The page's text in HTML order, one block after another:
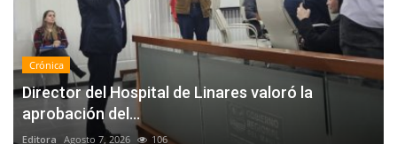
Crónica
Director del Hospital de Linares valoró la
aprobación del...
Editora Agosto 7, 2026 106